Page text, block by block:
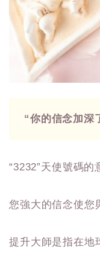
“你的信念加深
“3232”天使號碼的
您強大的信念使您
提升大師是指在地